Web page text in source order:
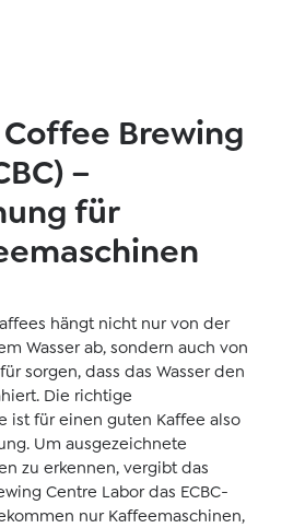
Brewing
–
für
hängt nicht nur von der
Wasser ab, sondern auch von
sorgen, dass das Wasser den
Die richtige
ist für einen guten Kaffee also
Um ausgezeichnete
zu erkennen, vergibt das
Centre Labor das ECBC-
nur Kaffeemaschinen,